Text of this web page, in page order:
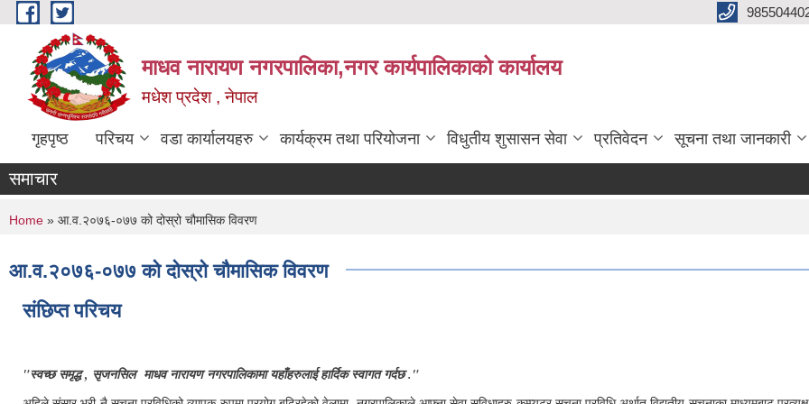
Skip to main content
माधव नारायण नगरपालिका,नगर कार्यपालिकाको कार्यालय
मधेश प्रदेश , नेपाल
गृहपृष्ठ परिचय वडा कार्यालयहरु कार्यक्रम तथा परियोजना विधुतीय शुसासन सेवा प्रतिवेदन सूचना तथा जानकारी
समाचार
You are here
Home » आ.व.२०७६-०७७ को दोस्रो चौमासिक विवरण
आ.व.२०७६-०७७ को दोस्रो चौमासिक विवरण
संछिप्त परिचय
"स्वच्छ समृद्ध , सृजनसिल माधव नारायण नगरपालिकामा यहाँहरुलाई हार्दिक स्वागत गर्दछ ."